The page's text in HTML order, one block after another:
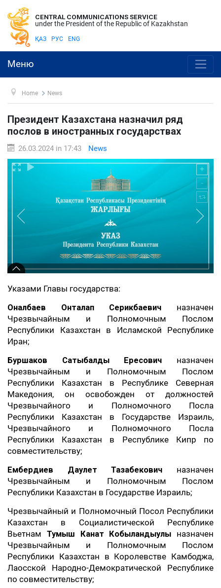
CENTRAL COMMUNICATIONS SERVICE
under the President of the Republic of Kazakhstan
ҚАЗ РУС ENG
Меню
Home News
Президент Казахстана назначил ряд
послов в иностранных государствах
26.03.2024 in 17:43 News
Указами Главы государства:
Оналбаев Онталап Серикбаевич назначен
Чрезвычайным и Полномочным Послом
Республики Казахстан в Исламской Республике
Иран;
Буршаков Сатыбалды Ересович назначен
Чрезвычайным и Полномочным Послом
Республики Казахстан в Республике Северная
Македония, он освобожден от должностей
Чрезвычайного и Полномочного Посла
Республики Казахстан в Государстве Израиль,
Чрезвычайного и Полномочного Посла
Республики Казахстан в Республике Кипр по
совместительству;
Ембердиев Даулет Тазабекович назначен
Чрезвычайным и Полномочным Послом
Республики Казахстан в Государстве Израиль;
Чрезвычайный и Полномочный Посол Республики
Казахстан в Социалистической Республике
Вьетнам Тумыш Канат Кобыландыулы назначен
Чрезвычайным и Полномочным Послом
Республики Казахстан в Королевстве Камбоджа,
Лаосской Народно-Демократической Республике
по совместительству;